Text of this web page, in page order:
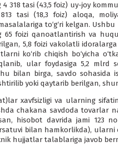
318 tasi (43,5 foiz) uy-joy
tasi (18,3 foiz) aloqa,
to‘g‘ri kelgan. Ushbu
65 foizi qanoatlantirish va
5,8 foizi vakolatli
ko‘rib chiqish bo‘yicha
ular foydasiga 5,2 mlrd
bilan birga, savdo sohasida
yoki qaytarib berilgan,
xavfsizligi va ularning
chakana savdoda tovarlar
hisobot davrida jami 123
bilan hamkorlikda),
hujjatlar talabla­riga javob